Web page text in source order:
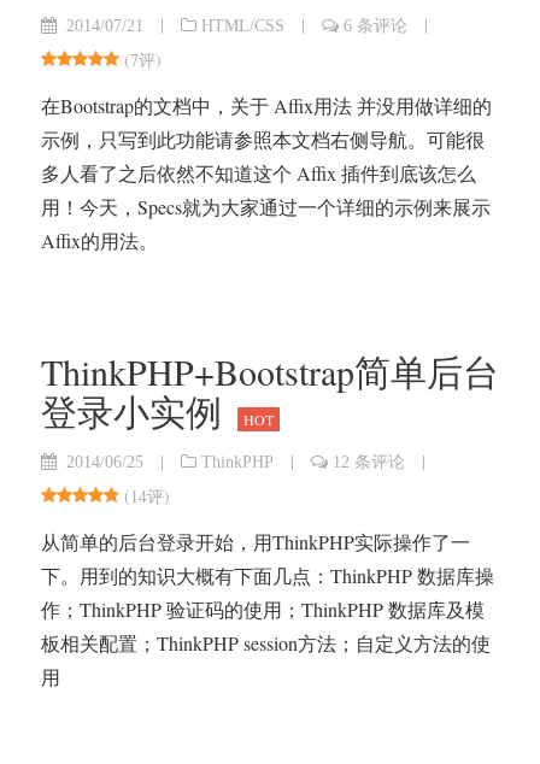
2014/07/21 | HTML/CSS | 6 条评论
|
(7评)
在Bootstrap的文档中，关于 Affix用法 并没用做详细的
示例，只写到此功能请参照本文档右侧导航。可能很
多人看了之后依然不知道这个 Affix 插件到底该怎么
用！今天，Specs就为大家通过一个详细的示例来展示
Affix的用法。
ThinkPHP+Bootstrap简单后台
登录小实例
HOT
2014/06/25 | ThinkPHP | 12 条评论
|
(14评)
从简单的后台登录开始，用ThinkPHP实际操作了一
下。用到的知识大概有下面几点：ThinkPHP 数据库操
作；ThinkPHP 验证码的使用；ThinkPHP 数据库及模
板相关配置；ThinkPHP session方法；自定义方法的使
用